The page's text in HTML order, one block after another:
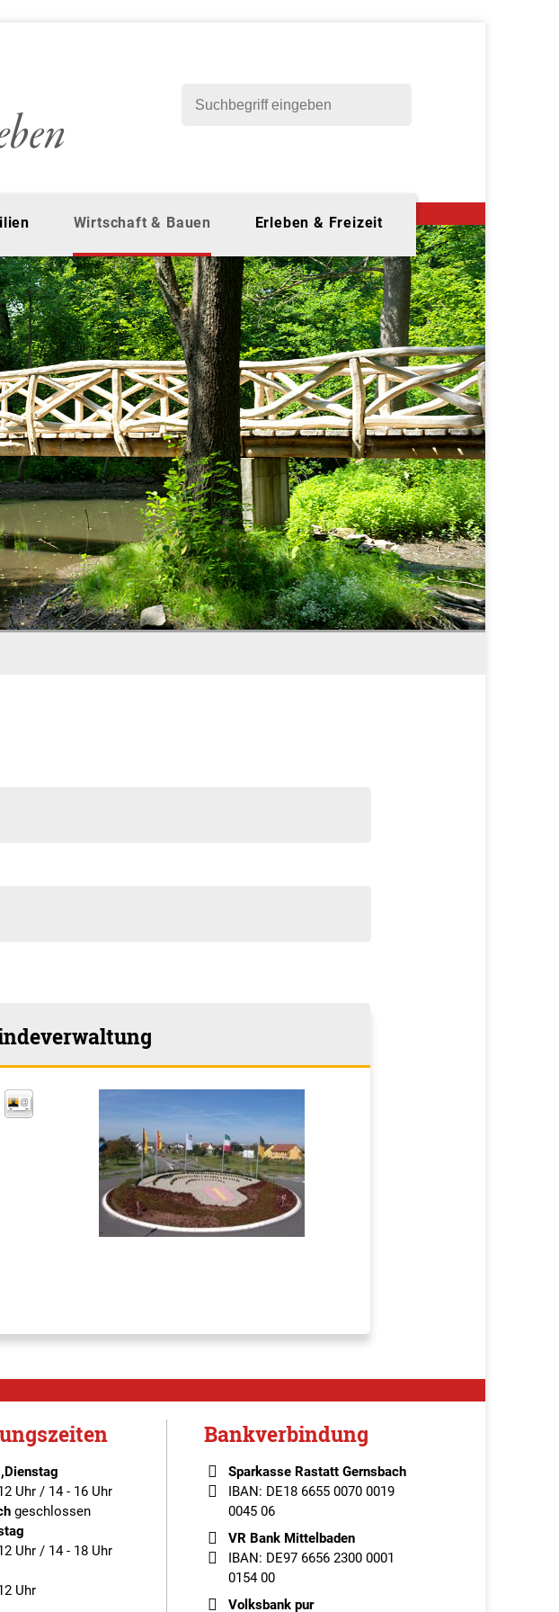
Wirtschaft & Bauen Erleben & Freizeit
Uhr / 14 - 16 Uhr
geschlossen
Uhr / 14 - 18 Uhr
Uhr
Bankverbindung
Sparkasse Rastatt Gernsbach
IBAN: DE18 6655 0070 0019
0045 06
VR Bank Mittelbaden
IBAN: DE97 6656 2300 0001
0154 00
Volksbank pur